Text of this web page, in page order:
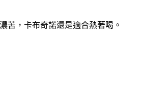
苦，卡布奇諾還是適合熱著喝。